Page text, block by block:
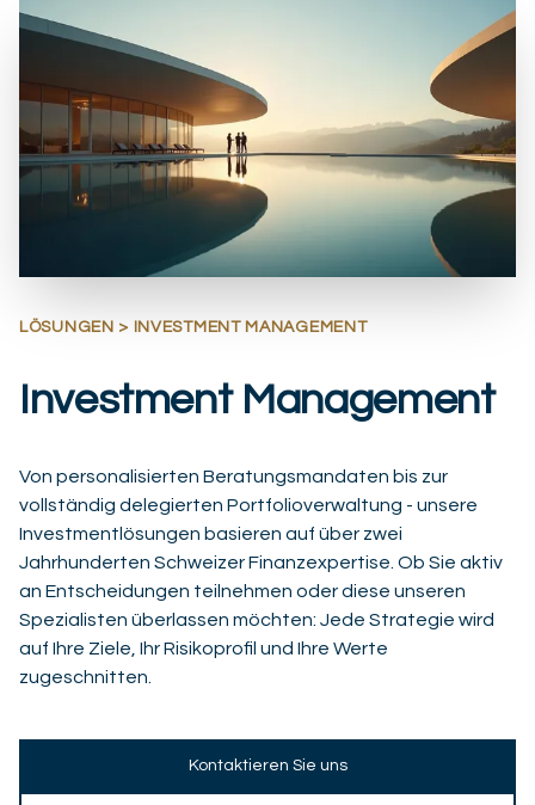
LÖSUNGEN > INVESTMENT MANAGEMENT
Investment Management
Von personalisierten Beratungsmandaten bis zur
vollständig delegierten Portfolioverwaltung - unsere
Investmentlösungen basieren auf über zwei
Jahrhunderten Schweizer Finanzexpertise. Ob Sie aktiv
an Entscheidungen teilnehmen oder diese unseren
Spezialisten überlassen möchten: Jede Strategie wird
auf Ihre Ziele, Ihr Risikoprofil und Ihre Werte
zugeschnitten.
Kontaktieren Sie uns